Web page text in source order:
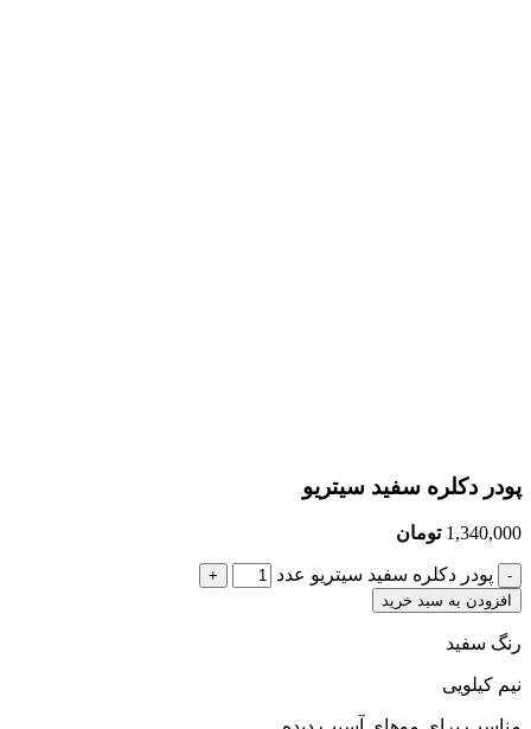
پودر دکلره سفید سیتریو
1,340,000 تومان
پودر دکلره سفید سیتریو عدد
افزودن به سبد خرید
رنگ سفید
نیم کیلویی